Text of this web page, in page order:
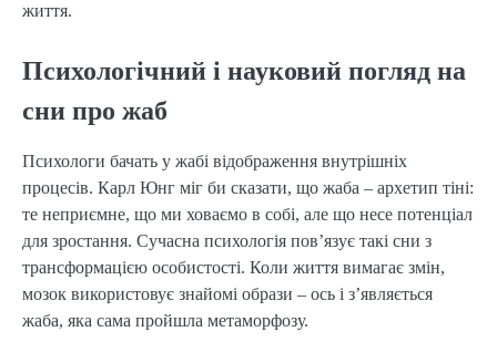
життя.
Психологічний і науковий погляд на
сни про жаб
Психологи бачать у жабі відображення внутрішніх
процесів. Карл Юнг міг би сказати, що жаба – архетип тіні:
те неприємне, що ми ховаємо в собі, але що несе потенціал
для зростання. Сучасна психологія пов’язує такі сни з
трансформацією особистості. Коли життя вимагає змін,
мозок використовує знайомі образи – ось і з’являється
жаба, яка сама пройшла метаморфозу.